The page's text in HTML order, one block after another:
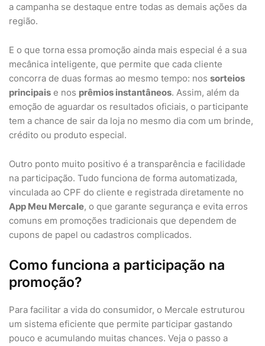
a campanha se destaque entre todas as demais ações da
região.
E o que torna essa promoção ainda mais especial é a sua
mecânica inteligente, que permite que cada cliente
concorra de duas formas ao mesmo tempo: nos sorteios
principais e nos prêmios instantâneos. Assim, além da
emoção de aguardar os resultados oficiais, o participante
tem a chance de sair da loja no mesmo dia com um brinde,
crédito ou produto especial.
Outro ponto muito positivo é a transparência e facilidade
na participação. Tudo funciona de forma automatizada,
vinculada ao CPF do cliente e registrada diretamente no
App Meu Mercale, o que garante segurança e evita erros
comuns em promoções tradicionais que dependem de
cupons de papel ou cadastros complicados.
Como funciona a participação na
promoção?
Para facilitar a vida do consumidor, o Mercale estruturou
um sistema eficiente que permite participar gastando
pouco e acumulando muitas chances. Veja o passo a